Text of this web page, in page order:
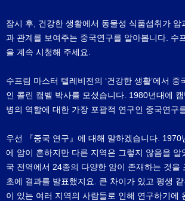
잠시 후, 건강한 생활에서 동물성 식품섭취가 암
과 관계를 보여주는 중국연구를 알아봅니다. 수
을 계속 시청해 주세요.
수프림 마스터 텔레비전의 ‘건강한 생활’에서
인 콜린 캠벨 박사를 모셨습니다. 1980년대에
병의 역할에 대한 가장 포괄적 연구인 중국연구
우선 『중국 연구』에 대해 말하겠습니다. 1970
에 암이 흔하지만 다른 지역은 그렇지 않음을 알
국 전역에서 24종의 다양한 암이 존재하는 것을
초에 결과를 발표했지요. 큰 차이가 있고 평생
이 있는 여러 지역의 사람들로 인해 연구하기에